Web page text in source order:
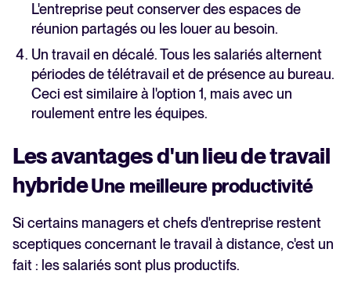
L'entreprise peut conserver des espaces de
réunion partagés ou les louer au besoin.
Un travail en décalé. Tous les salariés alternent
périodes de télétravail et de présence au bureau.
Ceci est similaire à l'option 1, mais avec un
roulement entre les équipes.
Les avantages d'un lieu de travail
hybrideUne meilleure productivité
Si certains managers et chefs d'entreprise restent
sceptiques concernant le travail à distance, c'est un
fait : les salariés sont plus productifs.